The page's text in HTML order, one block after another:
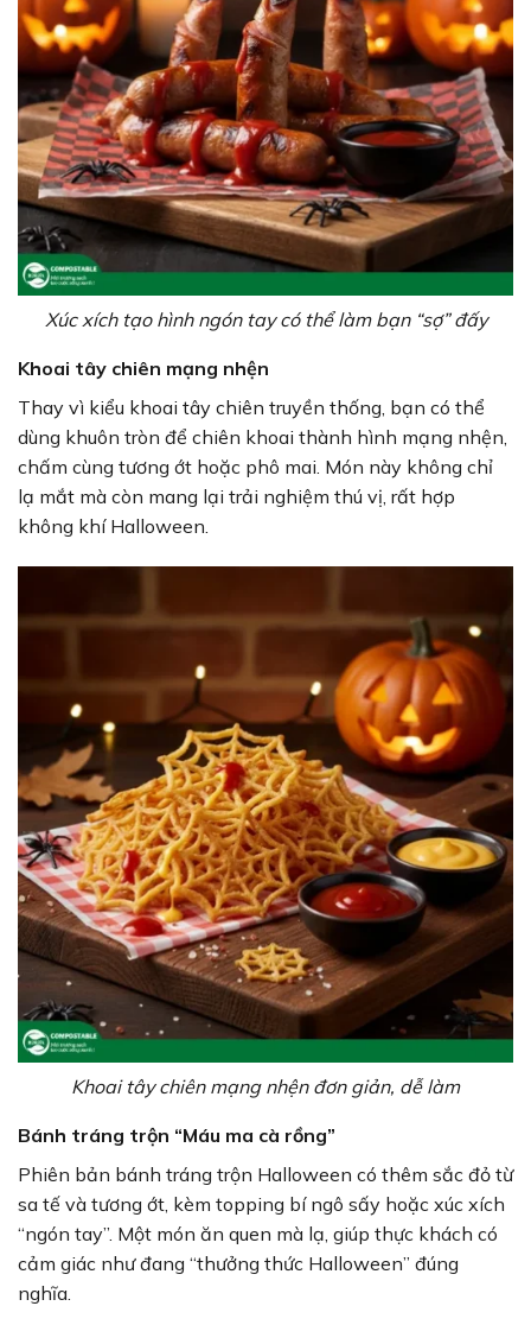
Xúc xích tạo hình ngón tay có thể làm bạn “sợ” đấy
Khoai tây chiên mạng nhện
Thay vì kiểu khoai tây chiên truyền thống, bạn có thể
dùng khuôn tròn để chiên khoai thành hình mạng nhện,
chấm cùng tương ớt hoặc phô mai. Món này không chỉ
lạ mắt mà còn mang lại trải nghiệm thú vị, rất hợp
không khí Halloween.
Khoai tây chiên mạng nhện đơn giản, dễ làm
Bánh tráng trộn “Máu ma cà rồng”
Phiên bản bánh tráng trộn Halloween có thêm sắc đỏ từ
sa tế và tương ớt, kèm topping bí ngô sấy hoặc xúc xích
“ngón tay”. Một món ăn quen mà lạ, giúp thực khách có
cảm giác như đang “thưởng thức Halloween” đúng
nghĩa.